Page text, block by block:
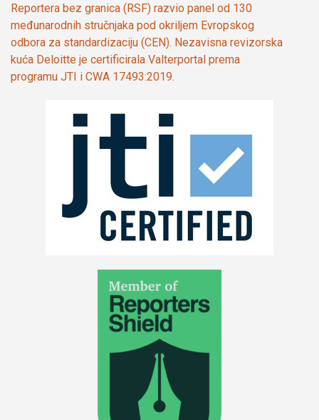
Reportera bez granica (RSF) razvio panel od 130
međunarodnih stručnjaka pod okriljem Evropskog
odbora za standardizaciju (CEN). Nezavisna revizorska
kuća Deloitte je certificirala Valterportal prema
programu JTI i CWA 17493:2019.